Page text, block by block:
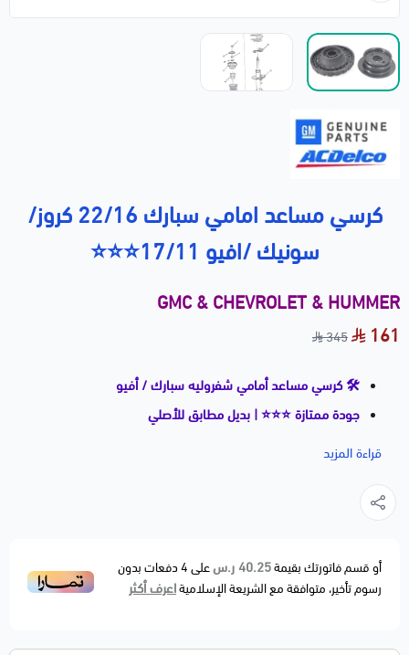
كرسي مساعد امامي سبارك 22/16 كروز/
سونيك /افيو 17/11⭐⭐⭐
GMC & CHEVROLET & HUMMER
161
345
🛠️ كرسي مساعد أمامي شفروليه سبارك / أفيو
جودة ممتازة ⭐⭐⭐ | بديل مطابق للأصلي
🚗 الموديلات المتوافقة:
📝 الوصف:
كرسي مساعد أمامي مصمم لتثبيت المساعد العلوي وتقليل
وتقليل الأصوات الناتجة عن المطبات والطريق الوعر.
قراءة المزيد
أو قسم فاتورتك بقيمة40.25 ر.س على4دفعات بدون
رسوم تأخير، متوافقة مع الشريعة الإسلاميةاعرف أكثر